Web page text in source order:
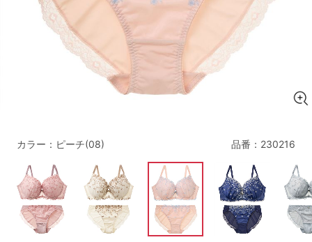
B70 B75
C70 C80
D75 D85
F65 F70
G65 G75
H70
SS M
～999円 1,000～1,999円
2,000～2,999円 3,000～3,999円
品番： 230216
カラー：ピーチ(08)